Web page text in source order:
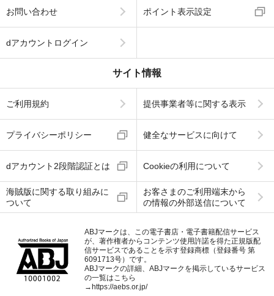
お問い合わせ ポイント表示設定
dアカウントログイン
サイト情報
ご利用規約 提供事業者等に関する表示
プライバシーポリシー 健全なサービスに向けて
dアカウント2段階認証とは Cookieの利用について
海賊版に関する取り組みに
ついて
お客さまのご利用端末から
の情報の外部送信について
ABJマークは、この電子書店・電子書籍配信サービス
が、著作権者からコンテンツ使用許諾を得た正規版配
信サービスであることを示す登録商標（登録番号 第
6091713号）です。
ABJマークの詳細、ABJマークを掲示しているサービス
の一覧はこちら
→ https://aebs.or.jp/